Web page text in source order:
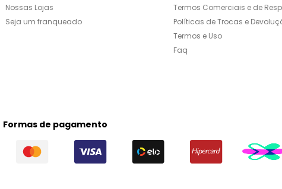
Nossas Lojas
Seja um franqueado
Termos Comerciais e de
Políticas de Trocas e
Termos e Uso
Faq
Formas de pagamento